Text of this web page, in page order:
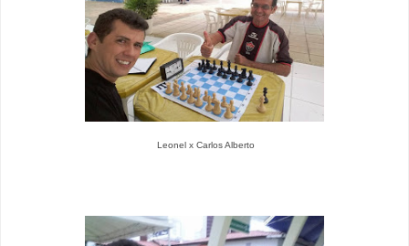
Leonel x Carlos Alberto